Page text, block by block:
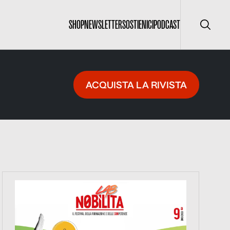
SHOPNEWSLETTERSOSTIENICIPODCAST Cerca
ACQUISTA LA RIVISTA
https://www.nobilitafestival.com